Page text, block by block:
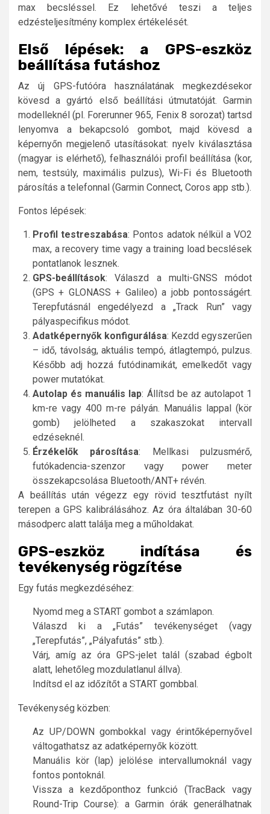
max becsléssel. Ez lehetővé teszi a teljes
edzésteljesítmény komplex értékelését.
Első lépések: a GPS-eszköz
beállítása futáshoz
Az új GPS-futóóra használatának megkezdésekor
kövesd a gyártó első beállítási útmutatóját. Garmin
modelleknél (pl. Forerunner 965, Fenix 8 sorozat) tartsd
lenyomva a bekapcsoló gombot, majd kövesd a
képernyőn megjelenő utasításokat: nyelv kiválasztása
(magyar is elérhető), felhasználói profil beállítása (kor,
nem, testsúly, maximális pulzus), Wi-Fi és Bluetooth
párosítás a telefonnal (Garmin Connect, Coros app stb.).
Fontos lépések:
Profil testreszabása: Pontos adatok nélkül a VO2
max, a recovery time vagy a training load becslések
pontatlanok lesznek.
GPS-beállítások: Válaszd a multi-GNSS módot
(GPS + GLONASS + Galileo) a jobb pontosságért.
Terepfutásnál engedélyezd a „Track Run” vagy
pályaspecifikus módot.
Adatképernyők konfigurálása: Kezdd egyszerűen
– idő, távolság, aktuális tempó, átlagtempó, pulzus.
Később adj hozzá futódinamikát, emelkedőt vagy
power mutatókat.
Autolap és manuális lap: Állítsd be az autolapot 1
km-re vagy 400 m-re pályán. Manuális lappal (kör
gomb) jelölheted a szakaszokat intervall
edzéseknél.
Érzékelők párosítása: Mellkasi pulzusmérő,
futókadencia-szenzor vagy power meter
összekapcsolása Bluetooth/ANT+ révén.
A beállítás után végezz egy rövid tesztfutást nyílt
terepen a GPS kalibrálásához. Az óra általában 30-60
másodperc alatt találja meg a műholdakat.
GPS-eszköz indítása és
tevékenység rögzítése
Egy futás megkezdéséhez:
Nyomd meg a START gombot a számlapon.
Válaszd ki a „Futás” tevékenységet (vagy
„Terepfutás”, „Pályafutás” stb.).
Várj, amíg az óra GPS-jelet talál (szabad égbolt
alatt, lehetőleg mozdulatlanul állva).
Indítsd el az időzítőt a START gombbal.
Tevékenység közben:
Az UP/DOWN gombokkal vagy érintőképernyővel
váltogathatsz az adatképernyők között.
Manuális kör (lap) jelölése intervallumoknál vagy
fontos pontoknál.
Vissza a kezdőponthoz funkció (TracBack vagy
Round-Trip Course): a Garmin órák generálhatnak